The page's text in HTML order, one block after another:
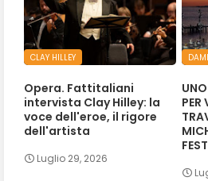
CLAY HILLEY
Opera. Fattitaliani
intervista Clay Hilley: la
voce dell'eroe, il rigore
dell'artista
Luglio 29, 2026
PER